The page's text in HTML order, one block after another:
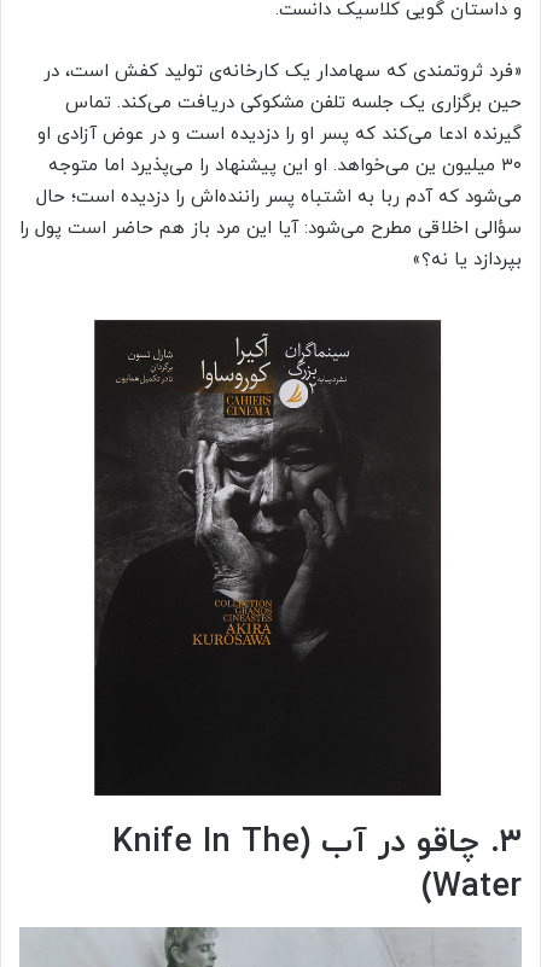
و داستان گویی کلاسیک دانست.
«فرد ثروتمندی که سهامدار یک کارخانه‌ی تولید کفش است، در
حین برگزاری یک جلسه تلفن مشکوکی دریافت می‌کند. تماس
گیرنده ادعا می‌کند که پسر او را دزدیده است و در عوض آزادی او
۳۰ میلیون ین می‌خواهد. او این پیشنهاد را می‌پذیرد اما متوجه
می‌شود که آدم ربا به اشتباه پسر راننده‌اش را دزدیده است؛ حال
سؤالی اخلاقی مطرح می‌شود: آیا این مرد باز هم حاضر است پول را
بپردازد یا نه؟»
۳. چاقو در آب (Knife In The
Water)